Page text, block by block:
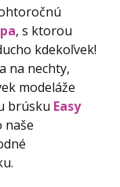
, s ktorou
kdekoľvek!
na nechty,
modeláže
brúsku Easy
naše